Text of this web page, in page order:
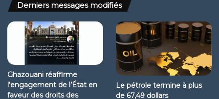
Derniers messages modifiés
Ghazouani réaffirme
l’engagement de l’État en
faveur des droits des
Le pétrole termine à plus
de 67,49 dollars